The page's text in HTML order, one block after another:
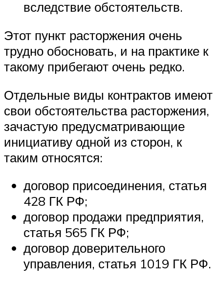
вследствие обстоятельств.
Этот пункт расторжения очень
трудно обосновать, и на практике к
такому прибегают очень редко.
Отдельные виды контрактов имеют
свои обстоятельства расторжения,
зачастую предусматривающие
инициативу одной из сторон, к
таким относятся:
договор присоединения, статья
428 ГК РФ;
договор продажи предприятия,
статья 565 ГК РФ;
договор доверительного
управления, статья 1019 ГК РФ.